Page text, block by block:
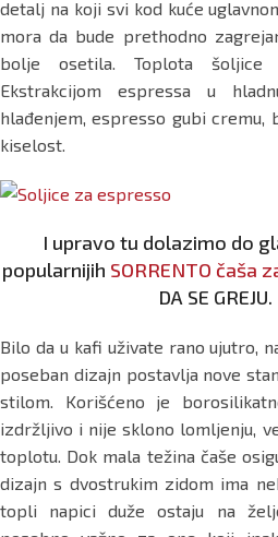
detalj na koji svi kod kuće
mora da bude prethodno
bolje osetila. Toplota
Ekstrakcijom espressa u
hlađenjem, espresso gubi cremu,
kiselost.
I upravo tu dolazimo do
popularnijih SORRENTO čaša
DA SE
Bilo da u kafi uživate rano ujutro,
poseban dizajn postavlja nove
stilom. Korišćeno je
izdržljivo i nije sklono lomljenju,
toplotu. Dok mala težina čaše
dizajn s dvostrukim zidom ima
topli napici duže ostaju na